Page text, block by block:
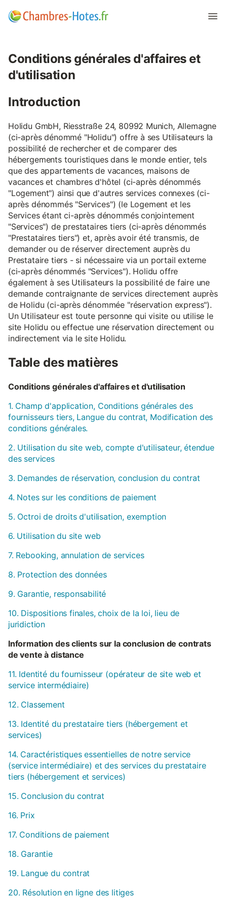
Conditions générales d'affaires et
d'utilisation
Introduction
Holidu GmbH, Riesstraße 24, 80992 Munich, Allemagne
(ci-après dénommé "Holidu") offre à ses Utilisateurs la
possibilité de rechercher et de comparer des
hébergements touristiques dans le monde entier, tels
que des appartements de vacances, maisons de
vacances et chambres d'hôtel (ci-après dénommés
"Logement") ainsi que d'autres services connexes (ci-
après dénommés "Services") (le Logement et les
Services étant ci-après dénommés conjointement
"Services") de prestataires tiers (ci-après dénommés
"Prestataires tiers") et, après avoir été transmis, de
demander ou de réserver directement auprès du
Prestataire tiers - si nécessaire via un portail externe
(ci-après dénommés "Services"). Holidu offre
également à ses Utilisateurs la possibilité de faire une
demande contraignante de services directement auprès
de Holidu (ci-après dénommée "réservation express").
Un Utilisateur est toute personne qui visite ou utilise le
site Holidu ou effectue une réservation directement ou
indirectement via le site Holidu.
Table des matières
Conditions générales d'affaires et d'utilisation
1. Champ d'application, Conditions générales des
fournisseurs tiers, Langue du contrat, Modification des
conditions générales.
2. Utilisation du site web, compte d'utilisateur, étendue
des services
3. Demandes de réservation, conclusion du contrat
4. Notes sur les conditions de paiement
5. Octroi de droits d'utilisation, exemption
6. Utilisation du site web
7. Rebooking, annulation de services
8. Protection des données
9. Garantie, responsabilité
10. Dispositions finales, choix de la loi, lieu de
juridiction
Information des clients sur la conclusion de contrats
de vente à distance
11. Identité du fournisseur (opérateur de site web et
service intermédiaire)
12. Classement
13. Identité du prestataire tiers (hébergement et
services)
14. Caractéristiques essentielles de notre service
(service intermédiaire) et des services du prestataire
tiers (hébergement et services)
15. Conclusion du contrat
16. Prix
17. Conditions de paiement
18. Garantie
19. Langue du contrat
20. Résolution en ligne des litiges